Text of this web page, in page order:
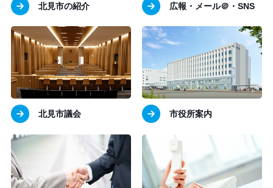
北見市の紹介 広報・メール＠・SNS
北見市議会 市役所案内